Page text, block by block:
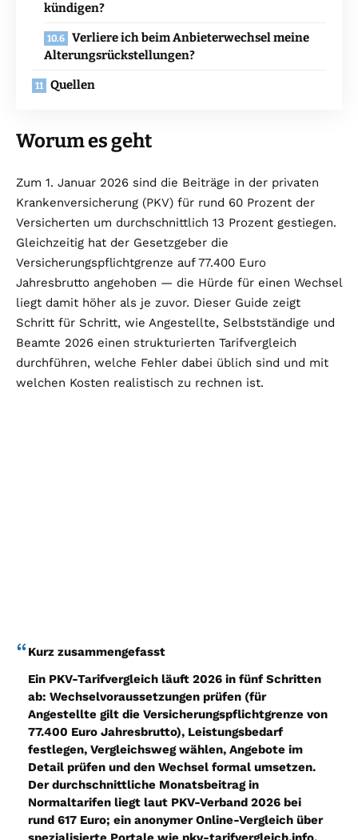
kündigen?
Verliere ich beim Anbieterwechsel meine
Alterungsrückstellungen?
Quellen
Worum es geht
Zum 1. Januar 2026 sind die Beiträge in der privaten
Krankenversicherung (PKV) für rund 60 Prozent der
Versicherten um durchschnittlich 13 Prozent gestiegen.
Gleichzeitig hat der Gesetzgeber die
Versicherungspflichtgrenze auf 77.400 Euro
Jahresbrutto angehoben — die Hürde für einen Wechsel
liegt damit höher als je zuvor. Dieser Guide zeigt
Schritt für Schritt, wie Angestellte, Selbstständige und
Beamte 2026 einen strukturierten Tarifvergleich
durchführen, welche Fehler dabei üblich sind und mit
welchen Kosten realistisch zu rechnen ist.
Kurz zusammengefasst
Ein PKV-Tarifvergleich läuft 2026 in fünf Schritten
ab: Wechselvoraussetzungen prüfen (für
Angestellte gilt die Versicherungspflichtgrenze von
77.400 Euro Jahresbrutto), Leistungsbedarf
festlegen, Vergleichsweg wählen, Angebote im
Detail prüfen und den Wechsel formal umsetzen.
Der durchschnittliche Monatsbeitrag in
Normaltarifen liegt laut PKV-Verband 2026 bei
rund 617 Euro; ein anonymer Online-Vergleich über